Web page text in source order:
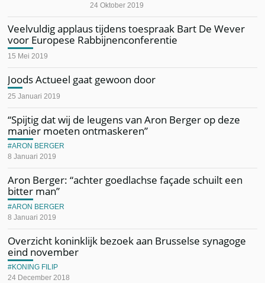
24 Oktober 2019
Veelvuldig applaus tijdens toespraak Bart De Wever
voor Europese Rabbijnenconferentie
15 Mei 2019
Joods Actueel gaat gewoon door
25 Januari 2019
“Spijtig dat wij de leugens van Aron Berger op deze
manier moeten ontmaskeren”
8 Januari 2019
ARON BERGER
Aron Berger: “achter goedlachse façade schuilt een
bitter man”
8 Januari 2019
ARON BERGER
Overzicht koninklijk bezoek aan Brusselse synagoge
eind november
24 December 2018
KONING FILIP